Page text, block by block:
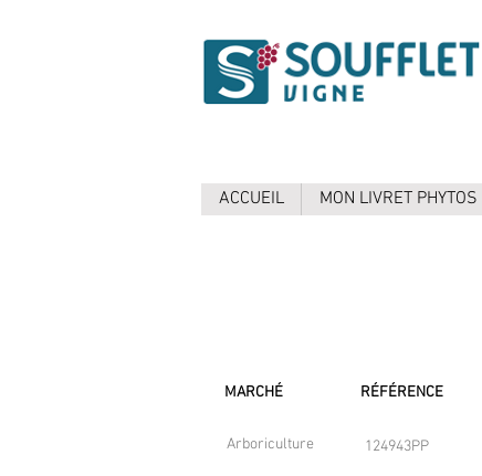
ACCUEIL MON LIVRET PHYTOS
MARCHÉ RÉFÉRENCE
Arboriculture 124943PP